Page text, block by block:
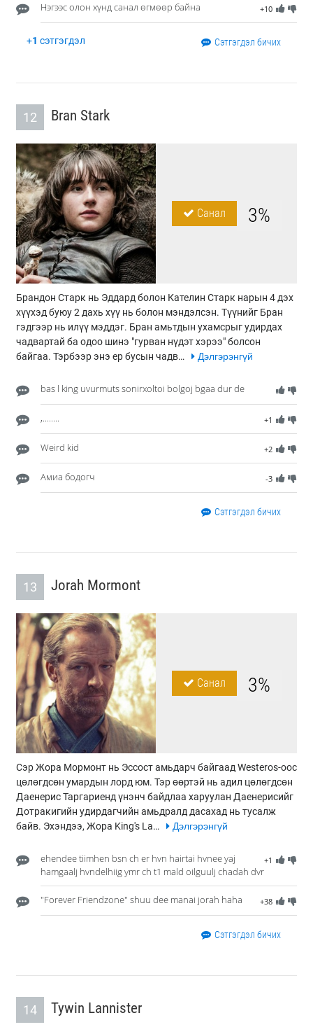
+10
Нэгээс олон хүнд санал өгмөөр байна
+1 сэтгэгдэл Сэтгэгдэл бичих
12 Bran Stark
Санал 3%
Брандон Старк нь Эддард болон Кателин Старк нарын 4 дэх
хүүхэд буюу 2 дахь хүү нь болон мэндэлсэн. Түүнийг Бран
гэдгээр нь илүү мэддэг. Бран амьтдын ухамсрыг удирдах
чадвартай ба одоо шинэ "гурван нүдэт хэрээ" болсон
байгаа. Тэрбээр энэ ер бусын чадв…
Дэлгэрэнгүй
bas l king uvurmuts sonirxoltoi bolgoj bgaa dur de
+1
,........
+2
Weird kid
-3
Амиа бодогч
Сэтгэгдэл бичих
13 Jorah Mormont
Санал 3%
Сэр Жора Мормонт нь Эссост амьдарч байгаад Westeros-оос
цөлөгдсөн умардын лорд юм. Тэр өөртэй нь адил цөлөгдсөн
Даенерис Таргариенд үнэнч байдлаа харуулан Даенерисийг
Дотракигийн удирдагчийн амьдралд дасахад нь тусалж
байв. Эхэндээ, Жора King's La…
Дэлгэрэнгүй
+1
ehendee tiimhen bsn ch er hvn hairtai hvnee yaj
hamgaalj hvndelhiig ymr ch t1 mald oilguulj chadah dvr
+38
"Forever Friendzone" shuu dee manai jorah haha
Сэтгэгдэл бичих
14 Tywin Lannister